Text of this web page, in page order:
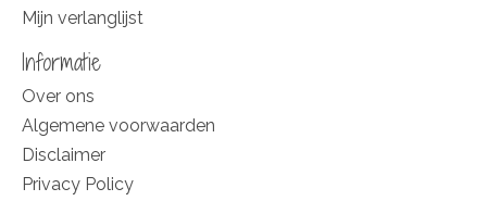
Mijn verlanglijst
Informatie
Over ons
Algemene voorwaarden
Disclaimer
Privacy Policy